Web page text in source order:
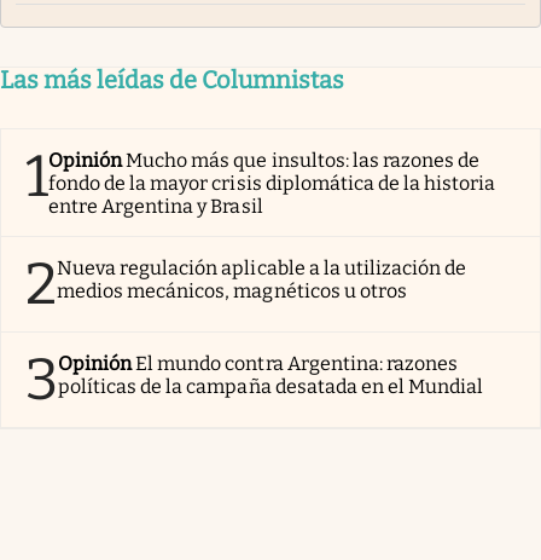
Las más leídas de Columnistas
1OpiniónMucho más que insultos: las razones de
fondo de la mayor crisis diplomática de la historia
entre Argentina y Brasil
2Nueva regulación aplicable a la utilización de
medios mecánicos, magnéticos u otros
3OpiniónEl mundo contra Argentina: razones
políticas de la campaña desatada en el Mundial